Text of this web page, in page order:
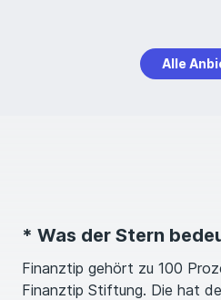
Alle
* Was der Stern
Finanztip gehört zu 100
Finanztip Stiftung. Die hat